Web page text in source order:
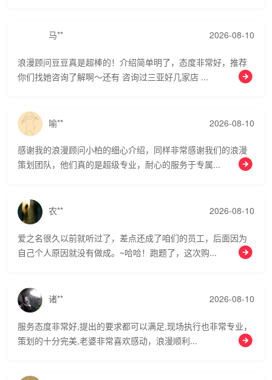
马** 2026-08-10
浪漫顾问豆豆真是超棒的！介绍简单明了，态度非常好，推荐
你们找她咨询了解啊～还有 咨询过三亚好几家店 ...
喻** 2026-08-10
感谢我的浪漫顾问小柏的细心介绍，同样非常感谢我们的浪漫
策划团队，他们真的是超级专业，耐心的服务于专属...
农** 2026-08-10
爱之名很久以前就听过了，差点还成了咱们的员工，后面因为
自己个人原因就没有做成。~哈哈！跑题了，这次购...
诸** 2026-08-10
服务态度非常好,提出的要求都可以满足,现场执行也非常专业，
策划的十分完美,老婆非常喜欢感动，浪漫顺利...